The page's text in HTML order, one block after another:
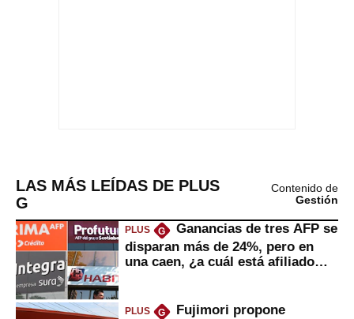
LAS MÁS LEÍDAS DE PLUS
G
Contenido de
Gestión
PLUS G
Ganancias de tres AFP se
disparan más de 24%, pero en
una caen, ¿a cuál está afiliado
PLUS G
Fujimori propone